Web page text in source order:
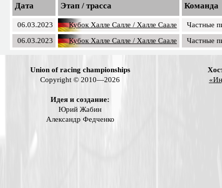
Дата Этап / трасса Команда
06.03.2023 Кубок Халле Салле / Халле Саале
Частные
06.03.2023
Кубок Халле Салле / Халле Саале Частные
Union of racing championships
Copyright © 2010—2026
Идея и создание:
Юрий Жабин
Александр Федченко